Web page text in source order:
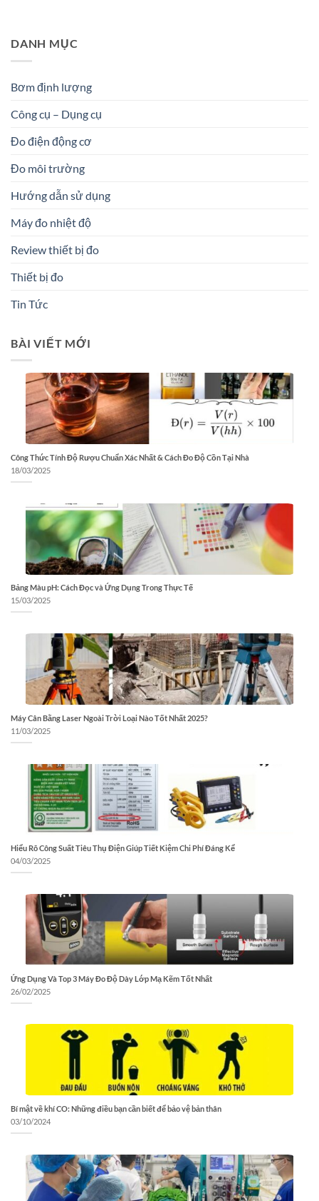
DANH MỤC
Bơm định lượng
Công cụ – Dụng cụ
Đo điện động cơ
Đo môi trường
Hướng dẫn sử dụng
Máy đo nhiệt độ
Review thiết bị đo
Thiết bị đo
Tin Tức
BÀI VIẾT MỚI
Công Thức Tính Độ Rượu Chuẩn Xác Nhất & Cách Đo Độ Cồn Tại Nhà
18/03/2025
Bảng Màu pH: Cách Đọc và Ứng Dụng Trong Thực Tế
15/03/2025
Máy Cân Bằng Laser Ngoài Trời Loại Nào Tốt Nhất 2025?
11/03/2025
Hiểu Rõ Công Suất Tiêu Thụ Điện Giúp Tiết Kiệm Chi Phí Đáng Kể
04/03/2025
Ứng Dụng Và Top 3 Máy Đo Độ Dày Lớp Mạ Kẽm Tốt Nhất
26/02/2025
Bí mật về khí CO: Những điều bạn cần biết để bảo vệ bản thân
03/10/2024